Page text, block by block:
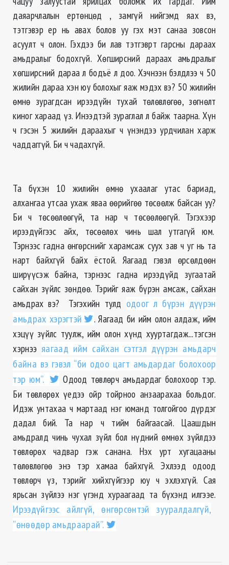
даяарчлалын ертөнцөд , замгүй нийгэмд яах вэ,
тэтгэвэр ер нь авах болов уу гэх мэт санаа зовсон
асуулт ч олон. Гэхдээ би лав тэтгэврт гарсны дараах
амьдралыг бодохгүй. Хөгширсний дараах амьдралыг
хөгширсний дараа л бодъё л доо. Хэчнээн бэлдлээ ч 50
жилийн дараа хэн юу болохыг яаж мэдэх вэ? 50 жилийн
өмнө зурагдсан ирээдүйн тухай төлөвлөгөө, зөгнөлт
киног хараад үз. Инээдтэй зураглал л байж таарна. Хүн
ч гэсэн 5 жилийн дараахыг ч үнэндээ урдчилан харж
чаддаггүй. Би ч чадахгүй.
Та бүхэн 10 жилийн өмнө ухаалаг утас бариад,
алхангаа утсаа ухаж яваа өөрийгөө төсөөлж байсан уу?
Би ч төсөөлөөгүй, та нар ч төсөөлөөгүй. Тэгэхээр
ирээдүйгээс айх, төсөөлөх чинь шал утгагүй юм.
Тэрнээс гадна өнгөрснийг харамсаж суух зав ч уг нь та
нарт байхгүй байх ёстой. Яагаад гэвэл өрсөлдөөн
ширүүсэж байна, тэрнээс гадна ирээдүйд зугаатай
сайхан зүйлс зөндөө. Тэрийг яаж бүрэн амсаж, сайхан
амьдрах вэ? Тэгэхийн тулд одоог л бүрэн дүүрэн
амьдрах хэрэгтэй
. Яагаад би ийм олон алдаж, ийм
хэцүү зүйлс туулж, ийм олон хүнд хууртагдаж...тэгсэн
хэрнээяагаад ийм сайхан сэтгэл дүүрэн амьдарч
байна вэ гэвэл “би одоо цагт амьдардаг болохоор
тэр юм”.
Одоод төвлөрч амьдардаг болохоор тэр.
Би төвлөрөх үедээ ойр тойрноо анзаарахаа больдог.
Идэж унтахаа ч мартаад нэг юманд толгойгоо дүрдэг
дадал бий. Та нар ч тийм байгаасай. Цаашдын
амьдралд чинь чухал зүйл бол нүдний өмнөх зүйлдээ
төвлөрөх чадвар гэж санана. Нэх урт хугацааны
төлөвлөгөө энэ тэр хамаа байхгүй. Эхлээд одоод
төвлөрч үз, тэрийг хийхгүйгээр юу ч эхлэхгүй. Сая
ярьсан зүйлээ нэг үгэнд хураагаад та бүхэнд илгээе.
Ирээдүйгээс айлгүй, өнгөрсөнтэй зууралдалгүй,
“өнөөдөр амьдраарай”.